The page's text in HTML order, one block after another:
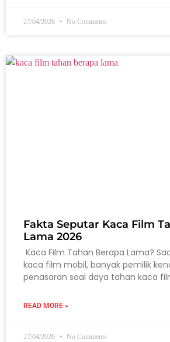
27/04/2026 No Comments
Fakta Seputar Kaca Film
Lama 2026
Kaca Film Tahan Berapa Lama?
kaca film mobil, banyak pemilik
penasaran soal daya tahan kaca
READ MORE »
27/04/2026 No Comments